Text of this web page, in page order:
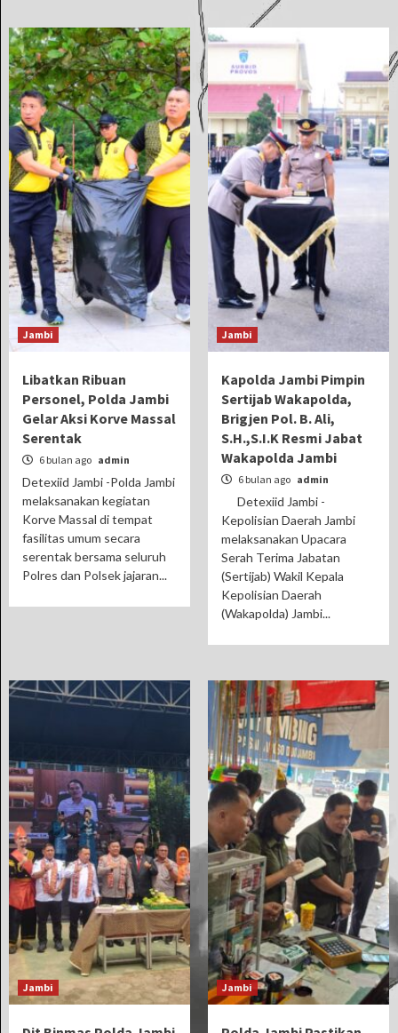
Jambi
Libatkan Ribuan
Personel, Polda Jambi
Gelar Aksi Korve Massal
Serentak
6 bulan ago admin
Detexiid Jambi -Polda Jambi
melaksanakan kegiatan
Korve Massal di tempat
fasilitas umum secara
serentak bersama seluruh
Polres dan Polsek jajaran...
Jambi
Kapolda Jambi Pimpin
Sertijab Wakapolda,
Brigjen Pol. B. Ali,
S.H.,S.I.K Resmi Jabat
Wakapolda Jambi
6 bulan ago admin
Detexiid Jambi -
Kepolisian Daerah Jambi
melaksanakan Upacara
Serah Terima Jabatan
(Sertijab) Wakil Kepala
Kepolisian Daerah
(Wakapolda) Jambi...
Jambi Jambi